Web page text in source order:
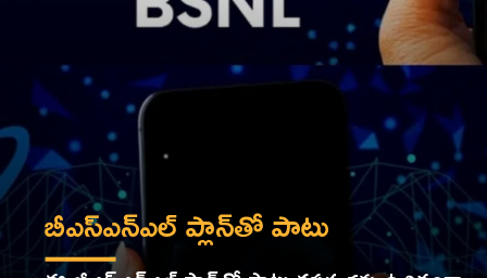
బీఎస్‌ఎన్‌ఎల్‌ ప్లాన్‌తో పాటు